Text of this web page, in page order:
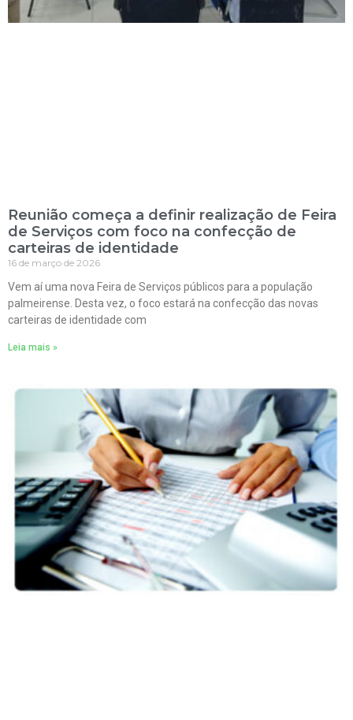
Reunião começa a definir realização de Feira
de Serviços com foco na confecção de
carteiras de identidade
16 de março de 2026
Vem aí uma nova Feira de Serviços públicos para a população
palmeirense. Desta vez, o foco estará na confecção das novas
carteiras de identidade com
Leia mais »